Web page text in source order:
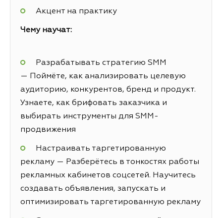
Акцент на практику
Чему научат:
Разрабатывать стратегию SMM
— Поймёте, как анализировать целевую
аудиторию, конкурентов, бренд и продукт.
Узнаете, как брифовать заказчика и
выбирать инструменты для SMM-
продвижения
Настраивать таргетированную
рекламу — Разберётесь в тонкостях работы
рекламных кабинетов соцсетей. Научитесь
создавать объявления, запускать и
оптимизировать таргетированную рекламу